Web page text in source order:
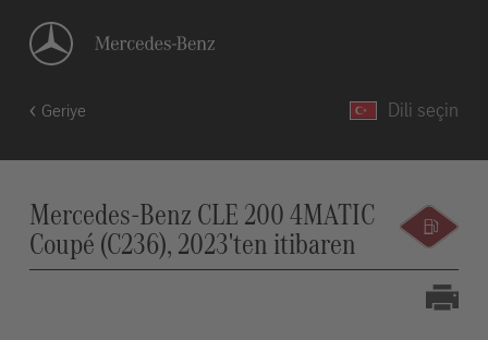
Geriye Dili seçin
Mercedes-Benz CLE 200 4MATIC
Coupé (C236), 2023'ten itibaren